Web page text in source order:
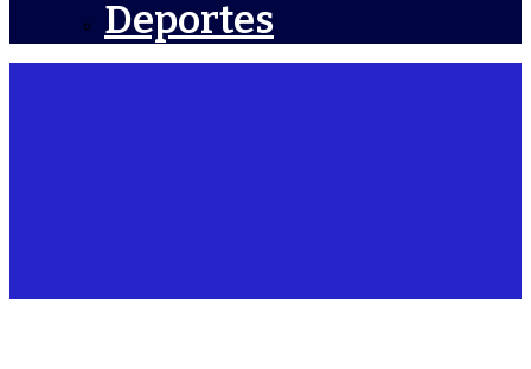
Deportes